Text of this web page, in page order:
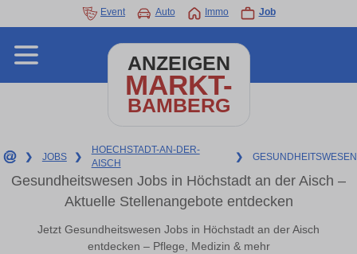
Event Auto Immo Job
ANZEIGEN
MARKT-
BAMBERG
❯ JOBS ❯
HOECHSTADT-AN-DER-
AISCH
❯ GESUNDHEITSWESEN
Gesundheitswesen Jobs in Höchstadt an der Aisch –
Aktuelle Stellenangebote entdecken
Jetzt Gesundheitswesen Jobs in Höchstadt an der Aisch
entdecken – Pflege, Medizin & mehr